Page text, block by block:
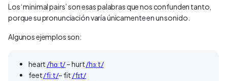
Los ‘minimal pairs’ son esas palabras que nos confunden tanto,
porque su pronunciación varía únicamente en un sonido.
Algunos ejemplos son:
heart /hɑːt/– hurt/hɜːt/
feet/fiːt/– fit /fɪt/